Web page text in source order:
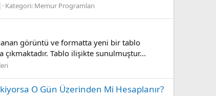
Kategori: Memur Programları
görüntü ve formatta yeni bir tablo
çıkmaktadır. Tablo ilişikte sunulmuştur...
O Gün Üzerinden Mi Hesaplanır?